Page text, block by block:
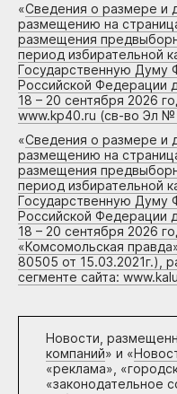
«Сведения о размере и
размещению на
размещения
период избирательной
Государственную Думу
Российской Федерации
18 – 20 сентября 2026
www.kp40.ru (св-во Эл
«Сведения о размере и
размещению на
размещения
период избирательной
Государственную Думу
Российской Федерации
18 – 20 сентября 2026
«Комсомольская
80505 от 15.03.2021г.),
сегменте сайта:
Новости,
компаний» и «
«реклама»,
«законодательное